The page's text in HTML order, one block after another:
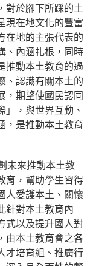
對於腳下所踩的土
現在地文化的豐富
在地的主張代表的
、內涵扎根，同時
推動本土教育的過
、認識有關本土的
，期望使國民認同
，與世界互動、
，是推動本土教育
未來推動本土教
育，幫助學生習得
人愛護本土、關懷
針對本土教育內
式以及提升國人對
由本土教育會之各
才培育組、推廣行